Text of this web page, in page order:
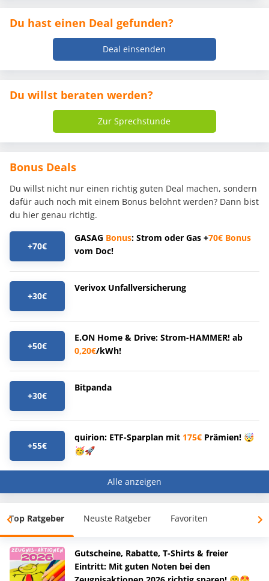
Du hast einen Deal gefunden?
Deal einsenden
Du willst beraten werden?
Zur Sprechstunde
Bonus Deals
Du willst nicht nur einen richtig guten Deal machen, sondern
dafür auch noch mit einem Bonus belohnt werden? Dann bist
du hier genau richtig.
+70€
GASAG Bonus: Strom oder Gas +70€ Bonus
vom Doc!
+30€
Verivox Unfallversicherung
+50€
E.ON Home & Drive: Strom-HAMMER! ab
0,20€/kWh!
+30€
Bitpanda
+55€
quirion: ETF-Sparplan mit 175€ Prämien! 🤯
🥳🚀
Alle anzeigen
Top Ratgeber Neuste Ratgeber Favoriten
Gutscheine, Rabatte, T-Shirts & freier
Eintritt: Mit guten Noten bei den